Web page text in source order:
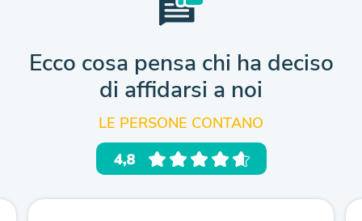
Ecco cosa pensa chi ha deciso
di affidarsi a noi
LE PERSONE CONTANO